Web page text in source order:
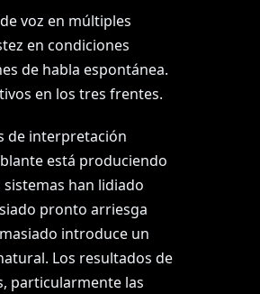
voz en múltiples
en condiciones
de habla espontánea.
en los tres frentes.
de interpretación
está produciendo
han lidiado
pronto arriesga
introduce un
Los resultados de
particularmente las